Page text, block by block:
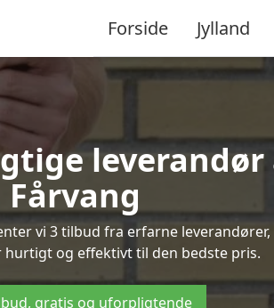
Forside Jylland
Fårvang
vi 3 tilbud fra erfarne
og effektivt til den bedste pris.
gratis og uforpligtende